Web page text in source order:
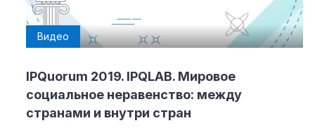
Видео
IPQuorum 2019. IPQLAB. Мировое
социальное неравенство: между
странами и внутри стран